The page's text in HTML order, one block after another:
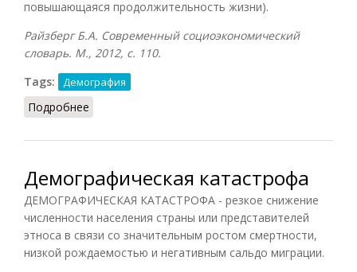
повышающаяся продолжительность жизни).
Райзберг Б.А. Современный социоэкономический
словарь. М., 2012, с. 110.
Tags:
Демография
Подробнее
Демографическая катастрофа
ДЕМОГРАФИЧЕСКАЯ КАТАСТРОФА - резкое снижение
численности населения страны или представителей
этноса в связи со значительным ростом смертности,
низкой рождаемостью и негативным сальдо миграции.